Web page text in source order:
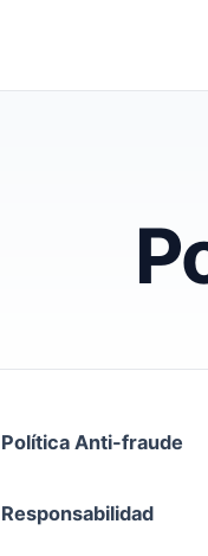
Política Anti-fraude
Responsabilidad